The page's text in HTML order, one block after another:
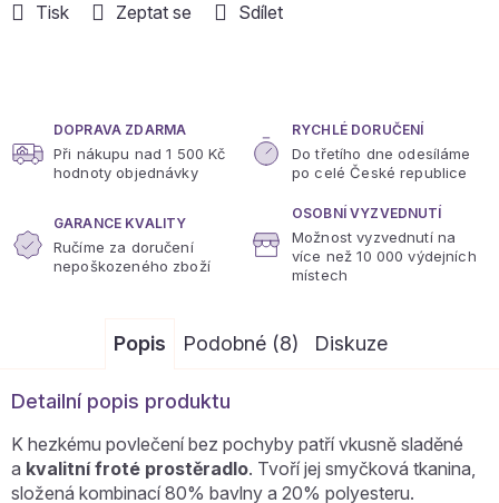
Tisk Zeptat se Sdílet
DOPRAVA ZDARMA
Při nákupu nad 1 500 Kč
hodnoty objednávky
RYCHLÉ DORUČENÍ
Do třetího dne odesíláme
po celé České republice
GARANCE KVALITY
Ručíme za doručení
nepoškozeného zboží
OSOBNÍ VYZVEDNUTÍ
Možnost vyzvednutí na
více než 10 000 výdejních
místech
Popis Podobné (8) Diskuze
Detailní popis produktu
K hezkému povlečení bez pochyby patří vkusně sladěné
a kvalitní froté prostěradlo. Tvoří jej smyčková tkanina,
složená kombinací 80% bavlny a 20% polyesteru.